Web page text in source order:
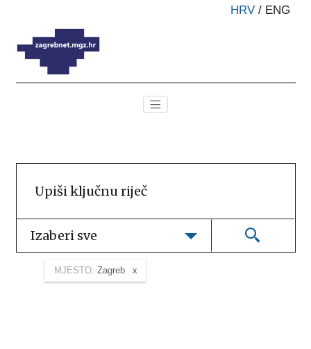
HRV / ENG
Izaberi sve
MJESTO: Zagreb